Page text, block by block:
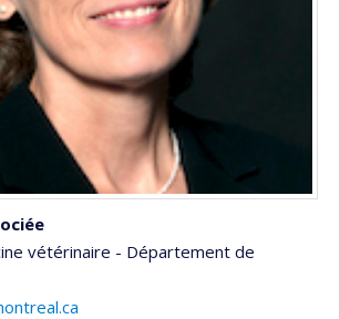
vétérinaire - Département de